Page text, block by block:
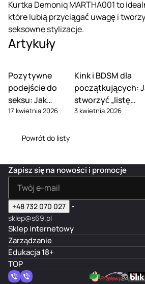
Kurtka Demoniq MARTHA001 to
które lubią przyciągać uwagę i
seksowne stylizacje.
Artykuły
Pozytywne
podejście do
seksu: Jak
przestać
swoje fantazje
17 kwietnia 2026
Kink i BDSM dla
początkujących:
stworzyć „listę
zgody” i omówić
3 kwietnia 2026
Powrót do listy
Zapisz się na nowości i promocje
+48 732 070 027
sklep@s69.pl
Sklep internetowy
Zarządzanie
Edukacja 18+
TOP